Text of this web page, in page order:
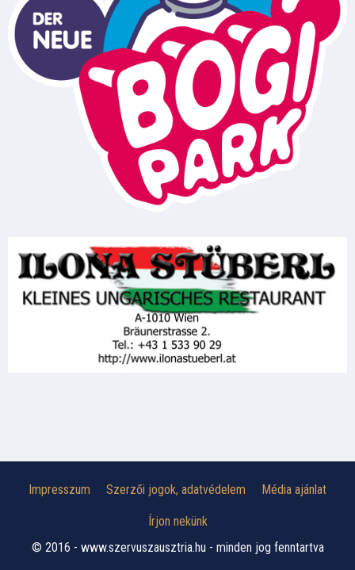
Impresszum Szerzői jogok, adatvédelem Média ajánlat
Írjon nekünk
© 2016 - www.szervuszausztria.hu - minden jog fenntartva